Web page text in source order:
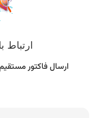
ارتباط
ارسال فاکتور